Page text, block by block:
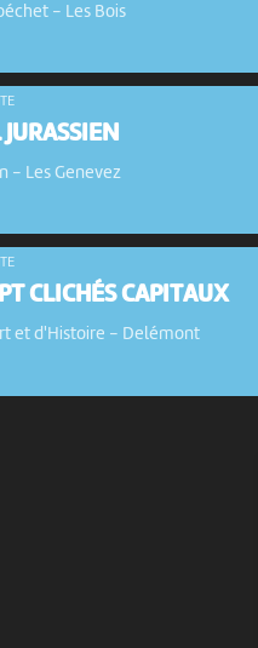
- Les Bois
- Les Genevez
CLICHÉS CAPITAUX
et d'Histoire - Delémont